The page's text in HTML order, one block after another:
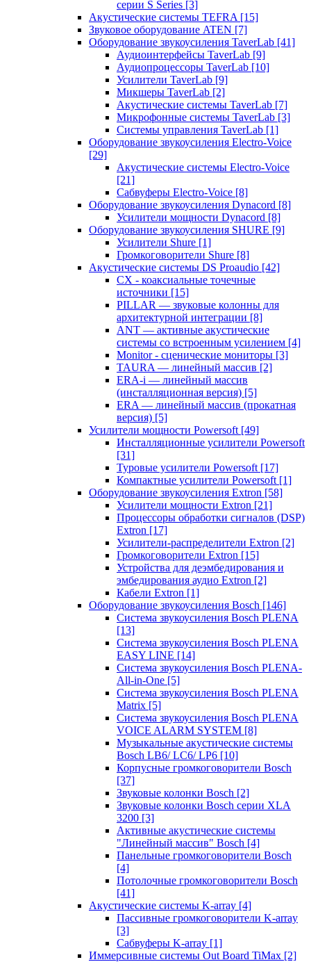
серии S Series [3]
Акустические системы TEFRA [15]
Звуковое оборудование ATEN [7]
Оборудование звукоусиления TaverLab [41]
Аудиоинтерфейсы TaverLab [9]
Аудиопроцессоры TaverLab [10]
Усилители TaverLab [9]
Микшеры TaverLab [2]
Акустические системы TaverLab [7]
Микрофонные системы TaverLab [3]
Системы управления TaverLab [1]
Оборудование звукоусиления Electro-Voice
[29]
Акустические системы Electro-Voice
[21]
Сабвуферы Electro-Voice [8]
Оборудование звукоусиления Dynacord [8]
Усилители мощности Dynacord [8]
Оборудование звукоусиления SHURE [9]
Усилители Shure [1]
Громкоговорители Shure [8]
Акустические системы DS Proaudio [42]
CX - коаксиальные точечные
источники [15]
PILLAR — звуковые колонны для
архитектурной интеграции [8]
ANT — активные акустические
системы со встроенным усилением [4]
Monitor - сценические мониторы [3]
TAURA — линейный массив [2]
ERA-i — линейный массив
(инсталляционная версия) [5]
ERA — линейный массив (прокатная
версия) [5]
Усилители мощности Powersoft [49]
Инсталляционные усилители Powersoft
[31]
Туровые усилители Powersoft [17]
Компактные усилители Powersoft [1]
Оборудование звукоусиления Extron [58]
Усилители мощности Extron [21]
Процессоры обработки сигналов (DSP)
Extron [17]
Усилители-распределители Extron [2]
Громкоговорители Extron [15]
Устройства для деэмбедирования и
эмбедирования аудио Extron [2]
Кабели Extron [1]
Оборудование звукоусиления Bosch [146]
Система звукоусиления Bosch PLENA
[13]
Система звукоусиления Bosch PLENA
EASY LINE [14]
Система звукоусиления Bosch PLENA-
All-in-One [5]
Система звукоусиления Bosch PLENA
Matrix [5]
Система звукоусиления Bosch PLENA
VOICE ALARM SYSTEM [8]
Музыкальные акустические системы
Bosch LB6/ LC6/ LP6 [10]
Корпусные громкоговорители Bosch
[37]
Звуковые колонки Bosch [2]
Звуковые колонки Bosch серии XLA
3200 [3]
Активные акустические системы
"Линейный массив" Bosch [4]
Панельные громкоговорители Bosch
[4]
Потолочные громкоговорители Bosch
[41]
Акустические системы K-array [4]
Пассивные громкоговорители K-array
[3]
Сабвуферы K-array [1]
Иммерсивные системы Out Board TiMax [2]